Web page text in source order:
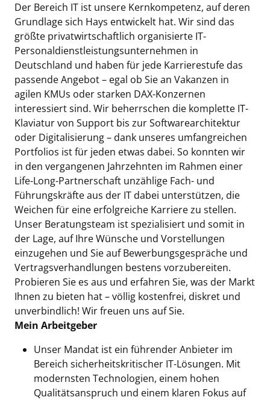
Der Bereich IT ist unsere Kernkompetenz, auf deren
Grundlage sich Hays entwickelt hat. Wir sind das
größte privatwirtschaftlich organisierte IT-
Personaldienstleistungsunternehmen in
Deutschland und haben für jede Karrierestufe das
passende Angebot – egal ob Sie an Vakanzen in
agilen KMUs oder starken DAX-Konzernen
interessiert sind. Wir beherrschen die komplette IT-
Klaviatur von Support bis zur Softwarearchitektur
oder Digitalisierung – dank unseres umfangreichen
Portfolios ist für jeden etwas dabei. So konnten wir
in den vergangenen Jahrzehnten im Rahmen einer
Life-Long-Partnerschaft unzählige Fach- und
Führungskräfte aus der IT dabei unterstützen, die
Weichen für eine erfolgreiche Karriere zu stellen.
Unser Beratungsteam ist spezialisiert und somit in
der Lage, auf Ihre Wünsche und Vorstellungen
einzugehen und Sie auf Bewerbungsgespräche und
Vertragsverhandlungen bestens vorzubereiten.
Probieren Sie es aus und erfahren Sie, was der Markt
Ihnen zu bieten hat – völlig kostenfrei, diskret und
unverbindlich! Wir freuen uns auf Sie.
Mein Arbeitgeber
Unser Mandat ist ein führender Anbieter im
Bereich sicherheitskritischer IT-Lösungen. Mit
modernsten Technologien, einem hohen
Qualitätsanspruch und einem klaren Fokus auf